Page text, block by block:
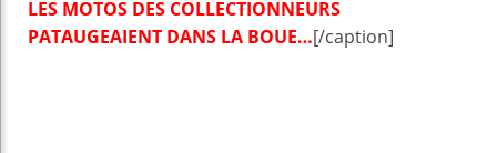
LES MOTOS DES COLLECTIONNEURS
PATAUGEAIENT DANS LA BOUE…[/caption]